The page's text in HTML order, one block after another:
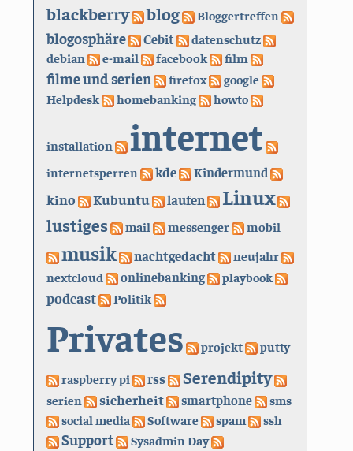
blackberry blog Bloggertreffen
blogosphäre Cebit datenschutz
debian e-mail facebook film
filme und serien firefox
google
Helpdesk
homebanking howto
installation internet
internetsperren kde Kindermund
kino Kubuntu laufen Linux
lustiges mail messenger mobil
musik nachtgedacht neujahr
nextcloud onlinebanking playbook
podcast Politik
Privates projekt putty
raspberry pi rss Serendipity
serien sicherheit smartphone
sms
social media
Software spam ssh
Support Sysadmin Day